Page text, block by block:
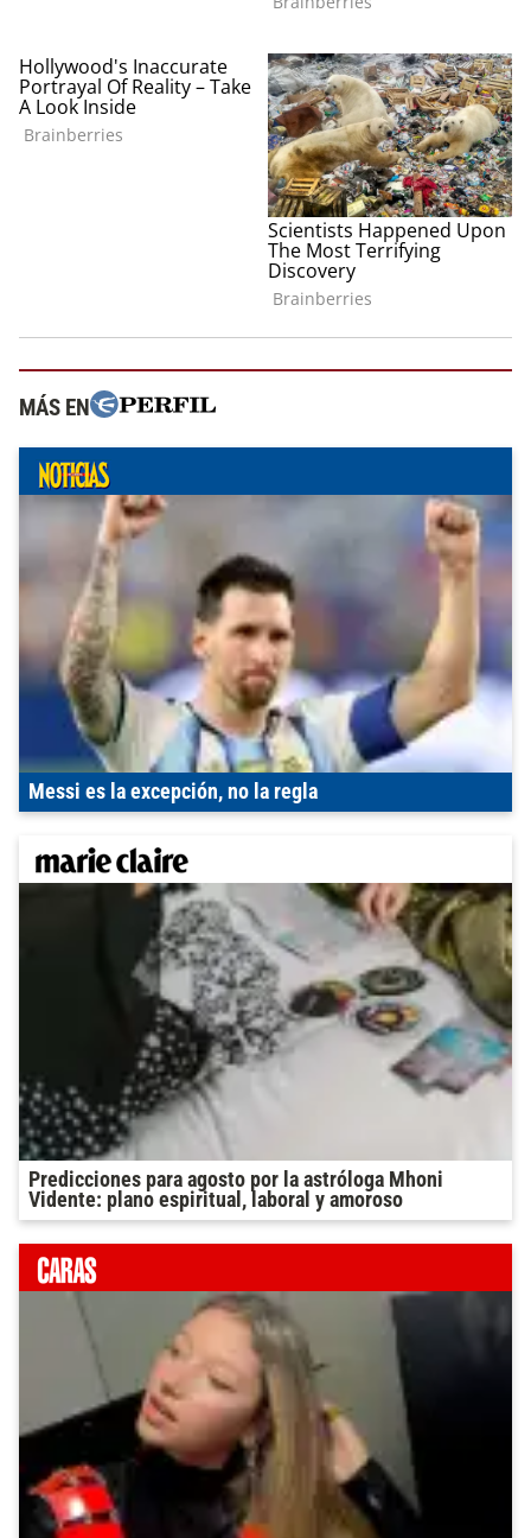
MÁS EN
Messi es la excepción, no la regla
Predicciones para agosto por la astróloga Mhoni
Vidente: plano espiritual, laboral y amoroso